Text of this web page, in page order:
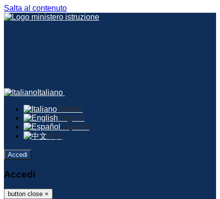
Salta al contenuto
Italiano
Italiano
English
Español
中文
Accedi
Accedi
button close ×